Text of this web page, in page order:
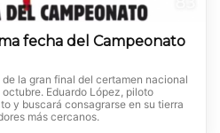
fecha del Campeonato
la gran final del certamen nacional
Eduardo López, piloto
y buscará consagrarse en su tierra
más cercanos.